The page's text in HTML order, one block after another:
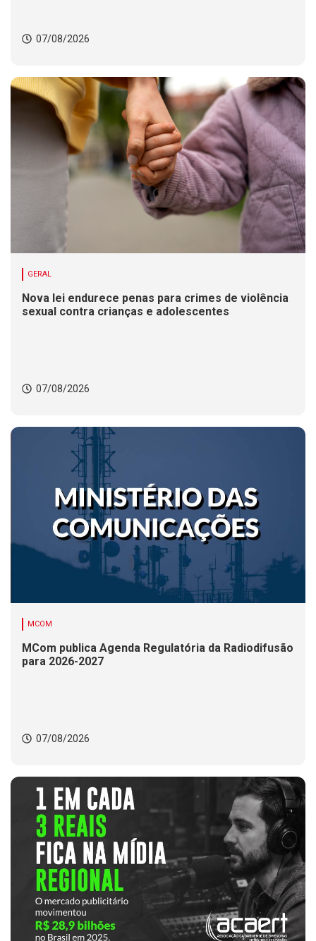
07/08/2026
GERAL
Nova lei endurece penas para crimes de violência
sexual contra crianças e adolescentes
07/08/2026
MCOM
MCom publica Agenda Regulatória da Radiodifusão
para 2026-2027
07/08/2026